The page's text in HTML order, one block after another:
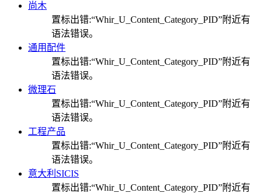
尚木
置标出错:“Whir_U_Content_Category_PID”附近有
语法错误。
通用配件
置标出错:“Whir_U_Content_Category_PID”附近有
语法错误。
微理石
置标出错:“Whir_U_Content_Category_PID”附近有
语法错误。
工程产品
置标出错:“Whir_U_Content_Category_PID”附近有
语法错误。
意大利SICIS
置标出错:“Whir_U_Content_Category_PID”附近有